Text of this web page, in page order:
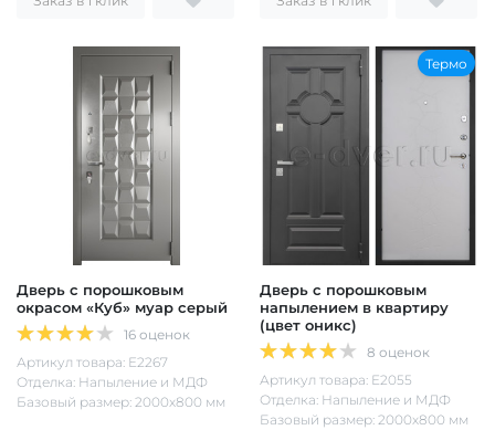
Дверь с порошковым
окрасом «Куб» муар серый
16 оценок
Артикул товара: Е2267
Отделка: Напыление и МДФ
Базовый размер: 2000х800 мм
Термо
Дверь с порошковым
напылением в квартиру
(цвет оникс)
8 оценок
Артикул товара: Е2055
Отделка: Напыление и МДФ
Базовый размер: 2000х800 мм